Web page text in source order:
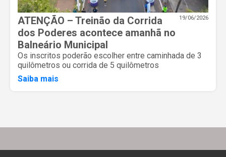
19/06/2026
ATENÇÃO – Treinão da Corrida
dos Poderes acontece amanhã no
Balneário Municipal
Os inscritos poderão escolher entre caminhada de 3
quilômetros ou corrida de 5 quilômetros
Saiba mais